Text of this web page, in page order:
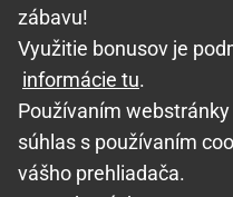
zábavu!
Využitie bonusov je
informácie tu.
Používaním
súhlas s používaním
vášho prehliadača.